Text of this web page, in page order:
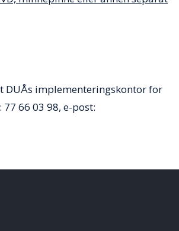
DUÅs implementeringskontor for
66 03 98, e-post: